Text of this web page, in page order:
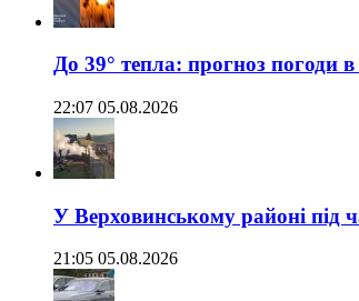
До 39° тепла: прогноз погоди
22:07 05.08.2026
У Верховинському районі під
21:05 05.08.2026